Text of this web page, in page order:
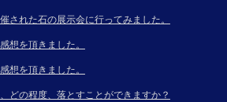
された石の展示会に行ってみました。
想を頂きました。
想を頂きました。
どの程度、落とすことができますか？